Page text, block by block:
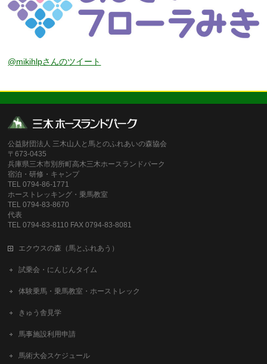
@mikihlpさんのツイート
公益財団法人 三木山人と馬とのふれあいの森協会
〒673-0435
兵庫県三木市別所町高木三木ホースランドパーク
宿泊・研修・キャンプ
TEL 0794-86-1771
ホーストレッキング・乗馬教室
TEL 0794-83-8670
代表
TEL 0794-83-8110 FAX 0794-83-8081
エクウスの森（馬とふれあう）
試乗会・にんじんタイム
体験乗馬・乗馬教室・ホーストレック
きゅう舎見学
馬事施設利用申請
馬術大会スケジュール